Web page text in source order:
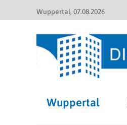
Wuppertal 07.08.2026
Wuppertal